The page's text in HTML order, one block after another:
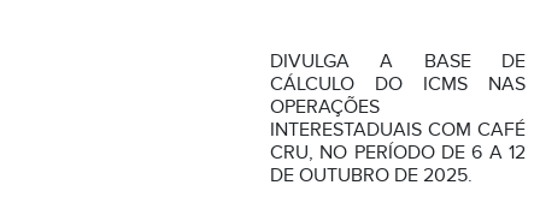
DIVULGA A BASE DE
CÁLCULO DO ICMS NAS
OPERAÇÕES
INTERESTADUAIS COM CAFÉ
CRU, NO PERÍODO DE 6 A 12
DE OUTUBRO DE 2025.